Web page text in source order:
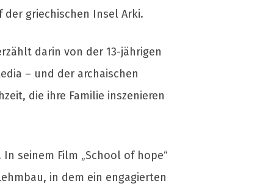
griechischen Insel Arki.
darin von der 13-jährigen
– und der archaischen
die ihre Familie inszenieren
seinem Film „School of hope“
in dem ein engagierten